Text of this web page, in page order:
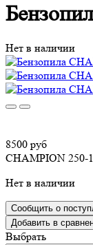
Нет в наличии
8500 руб
CHAMPION 250-
Нет в наличии
Сообщить о
Добавить в
Выбрать